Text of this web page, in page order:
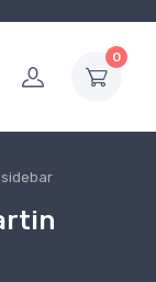
0